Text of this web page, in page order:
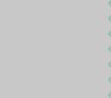
oder
des Shops durch
Informationen über
anonym, obwohl